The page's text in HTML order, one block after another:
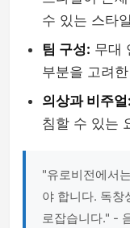
수 있는 스타
팀 구성: 무대
부분을 고려
의상과 비주얼:
침할 수 있는
"유로비전에서
야 합니다. 독창
로잡습니다." -